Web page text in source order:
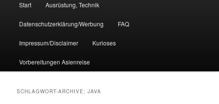
Start Ausrüstung, Technik
Datenschutzerklärung/Werbung FAQ
Impressum/Disclaimer Kurioses
Vorbereitungen Asienreise
SCHLAGWORT-ARCHIVE:JAVA